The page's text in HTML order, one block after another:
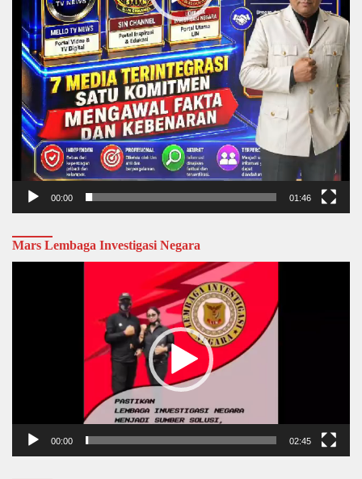
00:00 01:46
Mars Lembaga Investigasi Negara
00:00 02:45